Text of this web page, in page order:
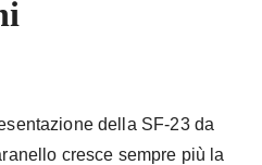
della SF-23 da
cresce sempre più la